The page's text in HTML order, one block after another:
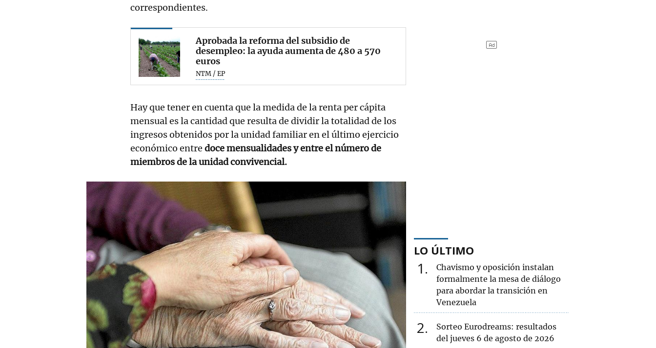
correspondientes.
Aprobada la reforma del subsidio de
desempleo: la ayuda aumenta de 480 a 570
euros
NTM / EP
Hay que tener en cuenta que la medida de la renta per cápita
mensual es la cantidad que resulta de dividir la totalidad de los
ingresos obtenidos por la unidad familiar en el último ejercicio
económico entre doce mensualidades y entre el número de
miembros de la unidad convivencial.
LO ÚLTIMO
1
Chavismo y oposición instalan
formalmente la mesa de diálogo
para abordar la transición en
Venezuela
2
Sorteo Eurodreams: resultados
del jueves 6 de agosto de 2026